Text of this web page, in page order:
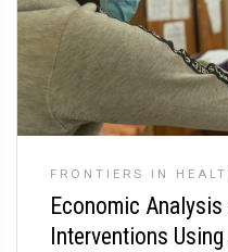
FRONTIERS IN
Economic
Interventions